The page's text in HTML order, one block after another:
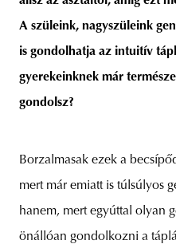
A szüleink, nagyszüleink
is gondolhatja az intuitív
gyerekeinknek már
gondolsz?
Borzalmasak ezek a
mert már emiatt is túlsúlyos
hanem, mert egyúttal olyan
önállóan gondolkozni a